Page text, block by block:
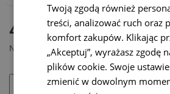
495 zł
Netto: 402,44 zł
DOSTĘPNY
MODEL:
CC-018
DODAJ DO
Twoją zgodą również
treści, analizować ruch oraz
komfort zakupów. Klikając
„Akceptuj”, wyrażasz zgodę
plików cookie. Swoje
zmienić w dowolnym